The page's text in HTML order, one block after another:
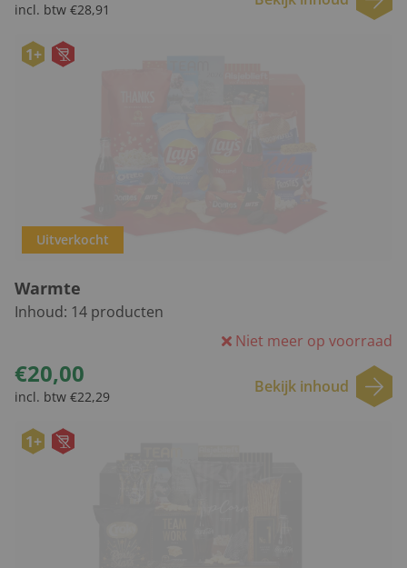
incl. btw €28,91
1+
Uitverkocht
Warmte
Inhoud: 14 producten
Niet meer op voorraad
€20,00
incl. btw €22,29
Bekijk inhoud
1+